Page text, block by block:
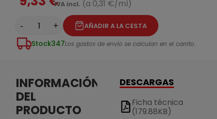
IVA incl. (a 0,31 €/ml)
- + AÑADIR A LA CESTA
Stock347Los gastos de envío se calculan en el carrito.
INFORMACIÓN
DEL
PRODUCTO
DESCARGAS
Ficha técnica
(179.88KB)